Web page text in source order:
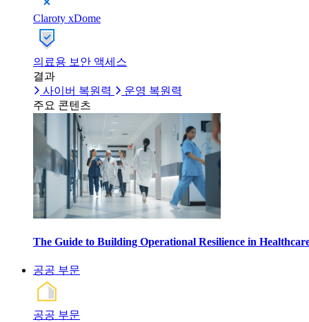
Claroty xDome
의료용 보안 액세스
결과
사이버 복원력
운영 복원력
주요 콘텐츠
The Guide to Building Operational Resilience in
공공 부문
공공 부문